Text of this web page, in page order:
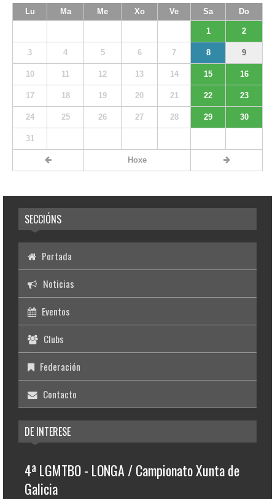
Lu Ma Me Xo Ve Sa Do
1 2
3 4 5 6 7 8 9
10 11 12 13 14 15 16
17 18 19 20 21 22 23
24 25 26 27 28 29 30
31
Hoxe
SECCIÓNS
Portada
Noticias
Eventos
Clubs
Federación
Contacto
DE INTERESE
4ª LGMTBO - LONGA / Campionato Xunta de
Galicia